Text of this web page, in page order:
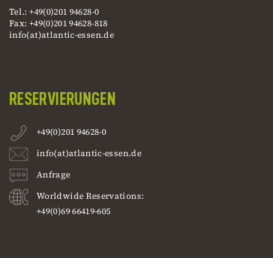
Tel.: +49(0)201 94628-0
Fax: +49(0)201 94628-818
info(at)atlantic-essen.de
RESERVIERUNGEN
+49(0)201 94628-0
info(at)atlantic-essen.de
Anfrage
Worldwide Reservations:
+49(0)69 66419-605